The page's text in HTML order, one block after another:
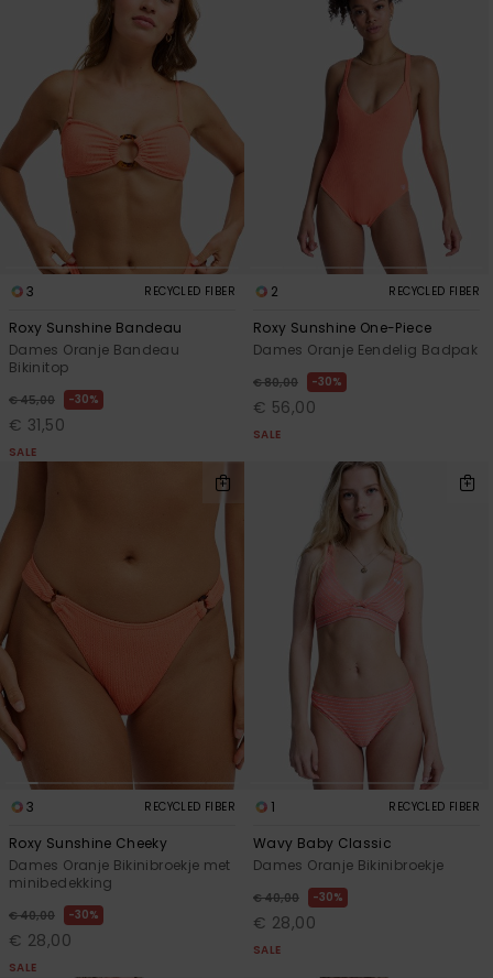
3 RECYCLED FIBER
Roxy Sunshine Bandeau
Dames Oranje Bandeau
Bikinitop
€ 45,00 30%
€ 31,50
SALE
2 RECYCLED FIBER
Roxy Sunshine One-Piece
Dames Oranje Eendelig Badpak
€ 80,00 30%
€ 56,00
SALE
3 RECYCLED FIBER
Roxy Sunshine Cheeky
Dames Oranje Bikinibroekje met
minibedekking
€ 40,00 30%
€ 28,00
SALE
1 RECYCLED FIBER
Wavy Baby Classic
Dames Oranje Bikinibroekje
€ 40,00 30%
€ 28,00
SALE